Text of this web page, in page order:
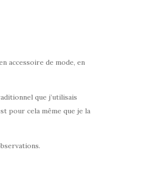
accessoire de mode, en
que j’utilisais
pour cela même que je la